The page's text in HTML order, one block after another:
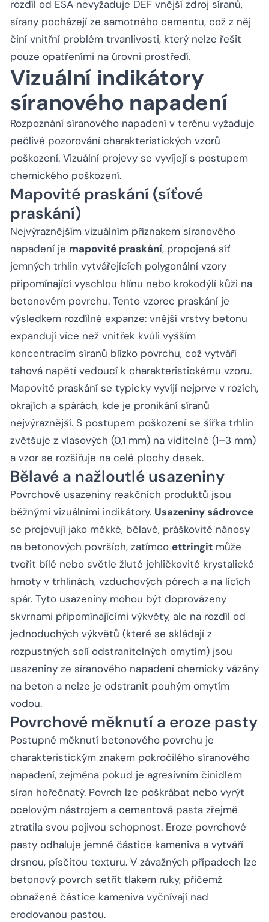
rozdíl od ESA nevyžaduje DEF vnější zdroj síranů,
sírany pocházejí ze samotného cementu, což z něj
činí vnitřní problém trvanlivosti, který nelze řešit
pouze opatřeními na úrovni prostředí.
Vizuální indikátory
síranového napadení
Rozpoznání síranového napadení v terénu vyžaduje
pečlivé pozorování charakteristických vzorů
poškození. Vizuální projevy se vyvíjejí s postupem
chemického poškození.
Mapovité praskání (síťové
praskání)
Nejvýraznějším vizuálním příznakem síranového
napadení je mapovité praskání, propojená síť
jemných trhlin vytvářejících polygonální vzory
připomínající vyschlou hlínu nebo krokodýlí kůži na
betonovém povrchu. Tento vzorec praskání je
výsledkem rozdílné expanze: vnější vrstvy betonu
expandují více než vnitřek kvůli vyšším
koncentracím síranů blízko povrchu, což vytváří
tahová napětí vedoucí k charakteristickému vzoru.
Mapovité praskání se typicky vyvíjí nejprve v rozích,
okrajích a spárách, kde je pronikání síranů
nejvýraznější. S postupem poškození se šířka trhlin
zvětšuje z vlasových (0,1 mm) na viditelné (1–3 mm)
a vzor se rozšiřuje na celé plochy desek.
Bělavé a nažloutlé usazeniny
Povrchové usazeniny reakčních produktů jsou
běžnými vizuálními indikátory. Usazeniny sádrovce
se projevují jako měkké, bělavé, práškovité nánosy
na betonových površích, zatímco ettringit může
tvořit bílé nebo světle žluté jehličkovité krystalické
hmoty v trhlinách, vzduchových pórech a na lících
spár. Tyto usazeniny mohou být doprovázeny
skvrnami připomínajícími výkvěty, ale na rozdíl od
jednoduchých výkvětů (které se skládají z
rozpustných solí odstranitelných omytím) jsou
usazeniny ze síranového napadení chemicky vázány
na beton a nelze je odstranit pouhým omytím
vodou.
Povrchové měknutí a eroze pasty
Postupné měknutí betonového povrchu je
charakteristickým znakem pokročilého síranového
napadení, zejména pokud je agresivním činidlem
síran hořečnatý. Povrch lze poškrábat nebo vyrýt
ocelovým nástrojem a cementová pasta zřejmě
ztratila svou pojivou schopnost. Eroze povrchové
pasty odhaluje jemné částice kameniva a vytváří
drsnou, písčitou texturu. V závažných případech lze
betonový povrch setřít tlakem ruky, přičemž
obnažené částice kameniva vyčnívají nad
erodovanou pastou.